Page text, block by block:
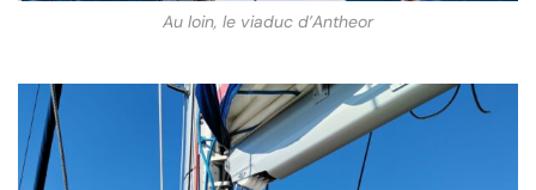
Au loin, le viaduc d’Antheor